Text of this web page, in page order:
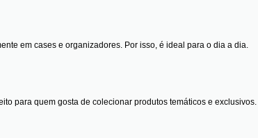
em cases e organizadores. Por isso, é ideal para o dia a dia.
para quem gosta de colecionar produtos temáticos e exclusivos.